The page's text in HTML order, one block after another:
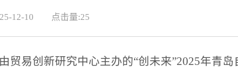
12-10 点击量:25
易创新研究中心主办的“创未来”2025年青